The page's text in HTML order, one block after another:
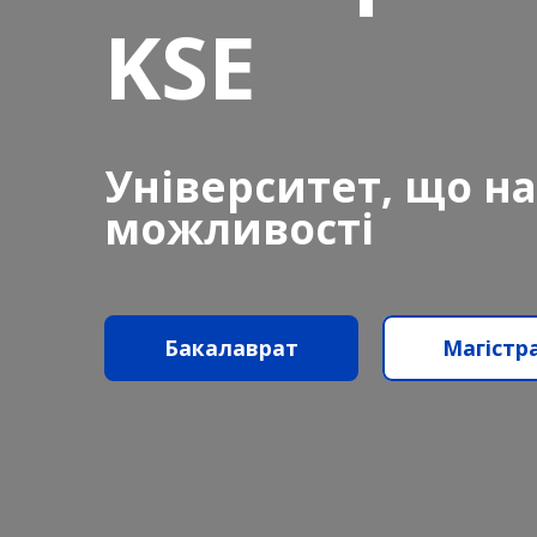
KSE
Університет, що
можливості
Бакалаврат